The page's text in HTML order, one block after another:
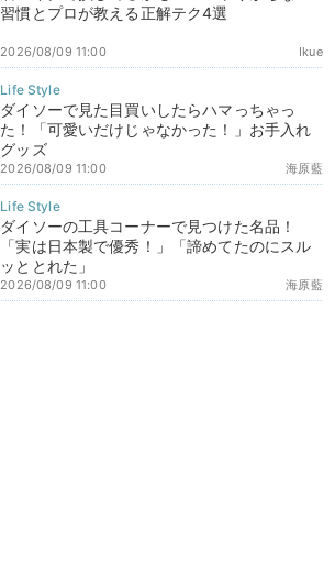
習慣とプロが教える正解テク4選
Ikue
2026/08/09 11:00
ダイソーで見た目買いしたらハマっちゃっ
た！「可愛いだけじゃなかった！」お手入れ
グッズ
海原藍
2026/08/09 11:00
ダイソーの工具コーナーで見つけた名品！
「実は日本製で優秀！」「諦めてたのにスル
ッととれた」
海原藍
2026/08/09 11:00